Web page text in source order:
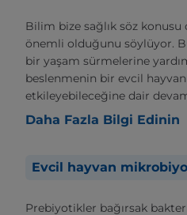
Bilim bize sağlık söz
önemli olduğunu söylüyor.
bir yaşam sürmelerine
beslenmenin bir evcil
etkileyebileceğine dair
Daha Fazla Bilgi Edinin
Evcil hayvan
Prebiyotikler bağırsak